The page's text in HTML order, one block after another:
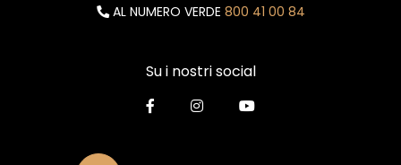
AL NUMERO VERDE 800 41 00 84
Su i nostri social